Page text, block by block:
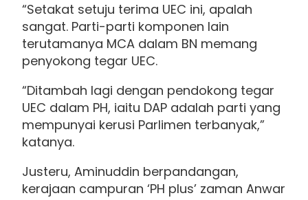
“Setakat setuju terima UEC ini, apalah
sangat. Parti-parti komponen lain
terutamanya MCA dalam BN memang
penyokong tegar UEC.
“Ditambah lagi dengan pendokong tegar
UEC dalam PH, iaitu DAP adalah parti yang
mempunyai kerusi Parlimen terbanyak,”
katanya.
Justeru, Aminuddin berpandangan,
kerajaan campuran ‘PH plus’ zaman Anwar